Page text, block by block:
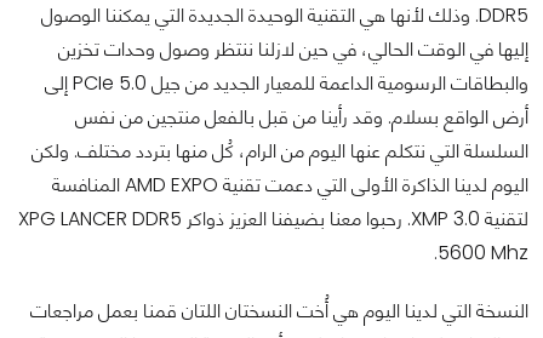
DDR5. وذلك لأنها هي التقنية الوحيدة الجديدة التي يمكننا الوصول
إليها في الوقت الحالي، في حين لازلنا ننتظر وصول وحدات تخزين
والبطاقات الرسومية الداعمة للمعيار الجديد من جيل PCIe 5.0 إلى
أرض الواقع بسلام. وقد رأينا من قبل بالفعل منتجين من نفس
السلسلة التي نتكلم عنها اليوم من الرام، كُل منها بتردد مختلف. ولكن
اليوم لدينا الذاكرة الأولى التي دعمت تقنية AMD EXPO المنافسة
لتقنية XMP 3.0. رحبوا معنا بضيفنا العزيز ذواكر XPG LANCER DDR5
5600 Mhz.
النسخة التي لدينا اليوم هي أُخت النسختان اللتان قمنا بعمل مراجعات